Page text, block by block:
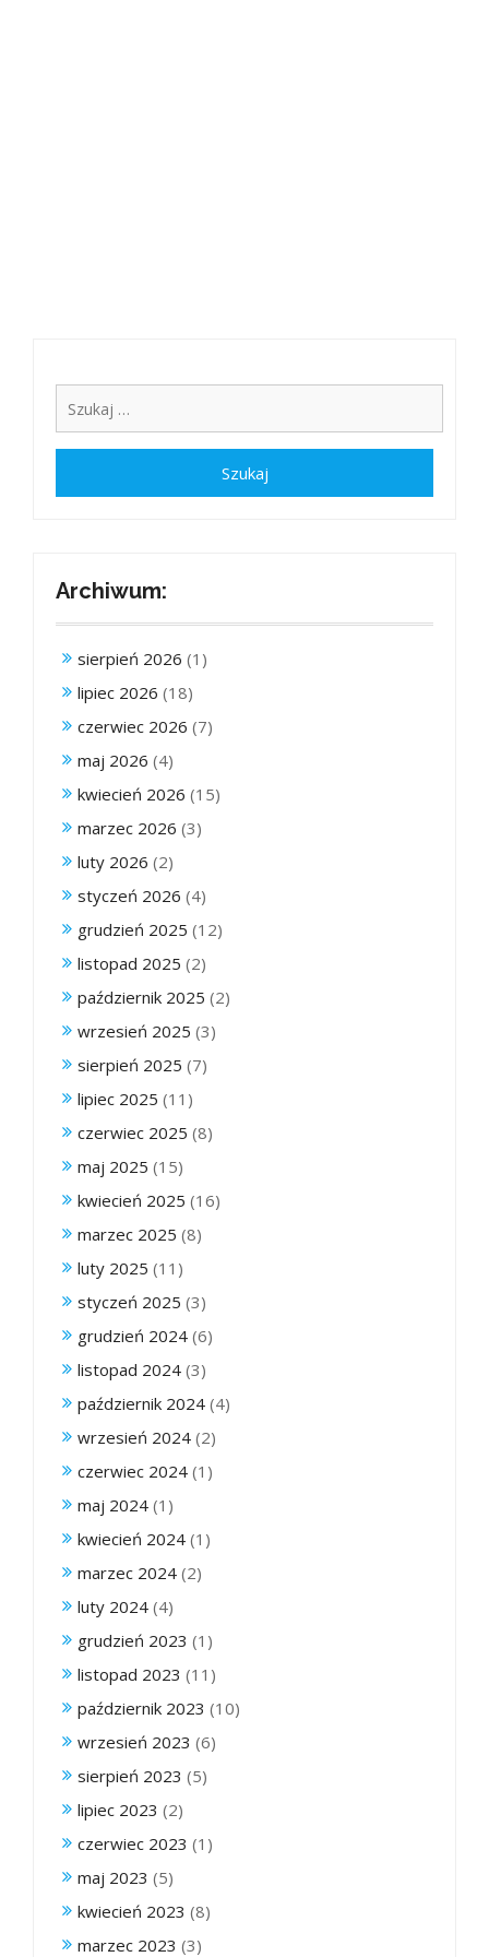
Archiwum:
sierpień 2026 (1)
lipiec 2026 (18)
czerwiec 2026 (7)
maj 2026 (4)
kwiecień 2026 (15)
marzec 2026 (3)
luty 2026 (2)
styczeń 2026 (4)
grudzień 2025 (12)
listopad 2025 (2)
październik 2025 (2)
wrzesień 2025 (3)
sierpień 2025 (7)
lipiec 2025 (11)
czerwiec 2025 (8)
maj 2025 (15)
kwiecień 2025 (16)
marzec 2025 (8)
luty 2025 (11)
styczeń 2025 (3)
grudzień 2024 (6)
listopad 2024 (3)
październik 2024 (4)
wrzesień 2024 (2)
czerwiec 2024 (1)
maj 2024 (1)
kwiecień 2024 (1)
marzec 2024 (2)
luty 2024 (4)
grudzień 2023 (1)
listopad 2023 (11)
październik 2023 (10)
wrzesień 2023 (6)
sierpień 2023 (5)
lipiec 2023 (2)
czerwiec 2023 (1)
maj 2023 (5)
kwiecień 2023 (8)
marzec 2023 (3)